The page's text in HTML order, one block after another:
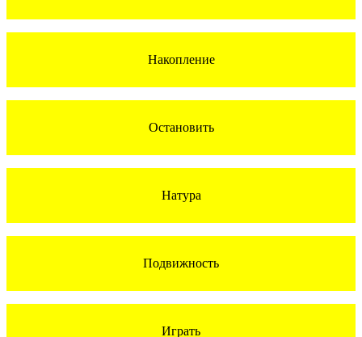
Накопление
Остановить
Натура
Подвижность
Играть